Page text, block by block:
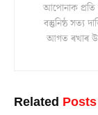
আপোনাক
বস্তুনিষ্ঠ সত্য
আগত ৰখাৰ
Related Posts